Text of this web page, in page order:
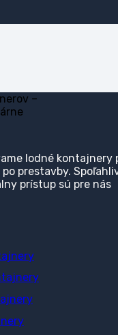
lodné kontajnery
prestavby.
prístup sú pre nás